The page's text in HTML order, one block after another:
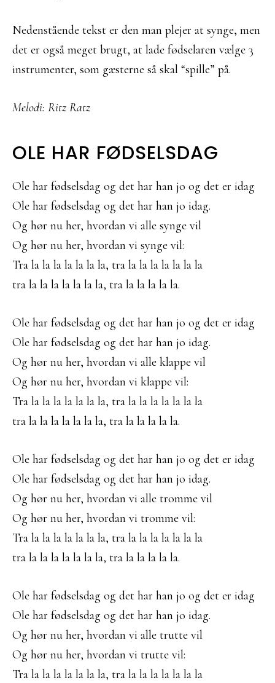
Nedenstående tekst er den man plejer at synge, men
det er også meget brugt, at lade fødselaren vælge 3
instrumenter, som gæsterne så skal “spille” på.
Melodi: Ritz Ratz
OLE HAR FØDSELSDAG
Ole har fødselsdag og det har han jo og det er idag
Ole har fødselsdag og det har han jo idag.
Og hør nu her, hvordan vi alle synge vil
Og hør nu her, hvordan vi synge vil:
Tra la la la la la la la, tra la la la la la la la
tra la la la la la la la, tra la la la la la.
Ole har fødselsdag og det har han jo og det er idag
Ole har fødselsdag og det har han jo idag.
Og hør nu her, hvordan vi alle klappe vil
Og hør nu her, hvordan vi klappe vil:
Tra la la la la la la la, tra la la la la la la la
tra la la la la la la la, tra la la la la la.
Ole har fødselsdag og det har han jo og det er idag
Ole har fødselsdag og det har han jo idag.
Og hør nu her, hvordan vi alle tromme vil
Og hør nu her, hvordan vi tromme vil:
Tra la la la la la la la, tra la la la la la la la
tra la la la la la la la, tra la la la la la.
Ole har fødselsdag og det har han jo og det er idag
Ole har fødselsdag og det har han jo idag.
Og hør nu her, hvordan vi alle trutte vil
Og hør nu her, hvordan vi trutte vil:
Tra la la la la la la la, tra la la la la la la la